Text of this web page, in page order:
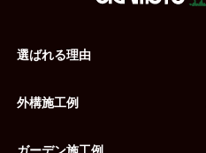
選ばれる理由
外構施工例